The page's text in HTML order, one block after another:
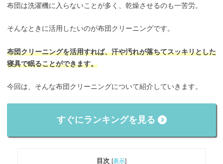
布団は洗濯機に入らないことが多く、乾燥させるのも一苦労。
そんなときに活用したいのが布団クリーニングです。
布団クリーニングを活用すれば、汗や汚れが落ちてスッキリとした
寝具で眠ることができます。
今回は、そんな布団クリーニングについて紹介していきます。
すぐにランキングを見る
目次 [表示]